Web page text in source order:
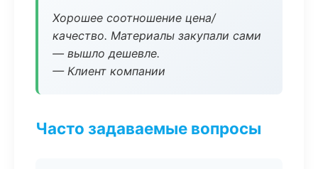
Хорошее соотношение цена/
качество. Материалы закупали сами
— вышло дешевле.
— Клиент компании
Часто задаваемые вопросы